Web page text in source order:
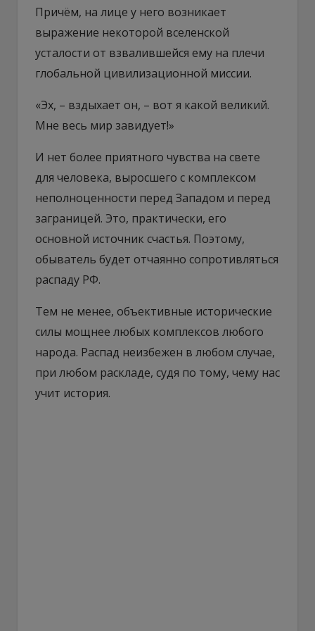
Причём, на лице у него возникает
выражение некоторой вселенской
усталости от взвалившейся ему на плечи
глобальной цивилизационной миссии.
«Эх, – вздыхает он, – вот я какой великий.
Мне весь мир завидует!»
И нет более приятного чувства на свете
для человека, выросшего с комплексом
неполноценности перед Западом и перед
заграницей. Это, практически, его
основной источник счастья. Поэтому,
обыватель будет отчаянно сопротивляться
распаду РФ.
Тем не менее, объективные исторические
силы мощнее любых комплексов любого
народа. Распад неизбежен в любом случае,
при любом раскладе, судя по тому, чему нас
учит история.